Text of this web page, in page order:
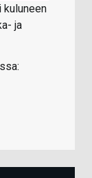
kuluneen
ja